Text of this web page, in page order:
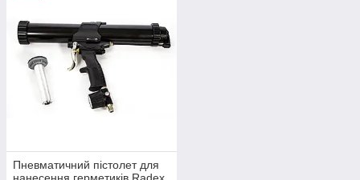
Пневматичний пістолет для
нанесення герметиків Radex